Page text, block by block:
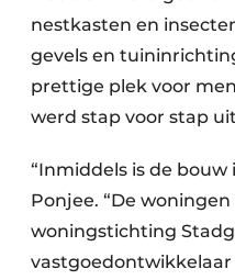
nestkasten en
gevels en
prettige plek voor
werd stap voor stap
“Inmiddels is de bouw
Ponjee. “De
woningstichting
vastgoedontwikkelaar